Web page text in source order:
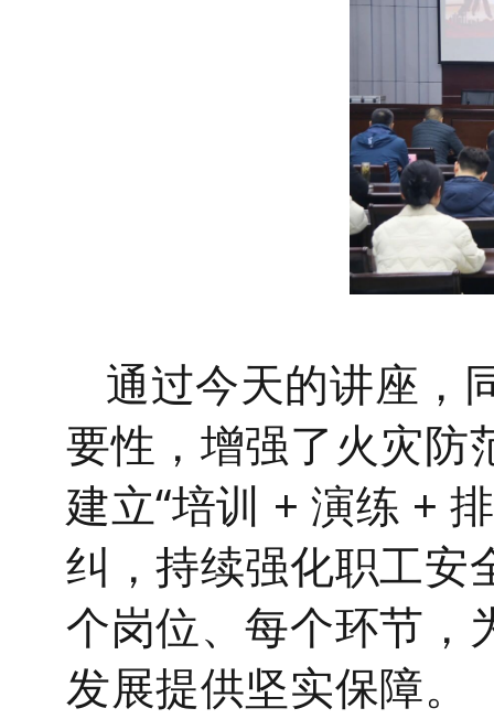
通过今天的讲座，
要性，增强了火灾防
建立“培训 + 演练 +
纠，持续强化职工安
个岗位、每个环节，
发展提供坚实保障。